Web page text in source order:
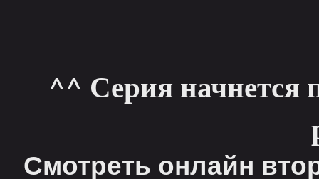
^^ Серия начнется
Смотреть онлайн